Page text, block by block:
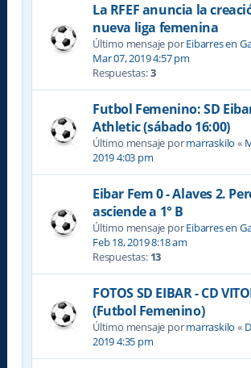
La RFEF anuncia la
nueva liga femenina
Último mensaje porEibarres en
Mar 07, 2019 4:57 pm
Respuestas:3
Futbol Femenino: SD
Athletic (sábado 16:00)
Último mensaje pormarraskilo «
2019 4:03 pm
Eibar Fem 0 - Alaves 2.
asciende a 1° B
Último mensaje porEibarres en
Feb 18, 2019 8:18 am
Respuestas: 13
FOTOS SD EIBAR - CD
(Futbol Femenino)
Último mensaje pormarraskilo «
2019 4:35 pm